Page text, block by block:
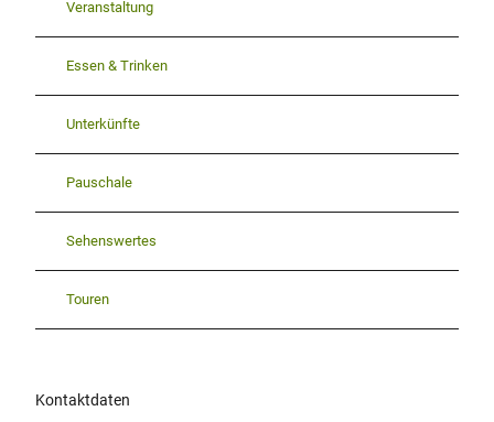
Veranstaltung
Essen & Trinken
Unterkünfte
Pauschale
Sehenswertes
Touren
Kontaktdaten